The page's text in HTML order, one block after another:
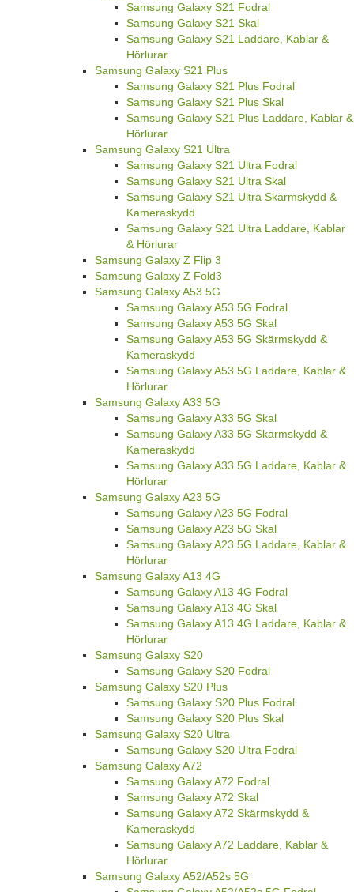
Samsung Galaxy S21 Fodral
Samsung Galaxy S21 Skal
Samsung Galaxy S21 Laddare, Kablar &
Hörlurar
Samsung Galaxy S21 Plus
Samsung Galaxy S21 Plus Fodral
Samsung Galaxy S21 Plus Skal
Samsung Galaxy S21 Plus Laddare, Kablar &
Hörlurar
Samsung Galaxy S21 Ultra
Samsung Galaxy S21 Ultra Fodral
Samsung Galaxy S21 Ultra Skal
Samsung Galaxy S21 Ultra Skärmskydd &
Kameraskydd
Samsung Galaxy S21 Ultra Laddare, Kablar
& Hörlurar
Samsung Galaxy Z Flip 3
Samsung Galaxy Z Fold3
Samsung Galaxy A53 5G
Samsung Galaxy A53 5G Fodral
Samsung Galaxy A53 5G Skal
Samsung Galaxy A53 5G Skärmskydd &
Kameraskydd
Samsung Galaxy A53 5G Laddare, Kablar &
Hörlurar
Samsung Galaxy A33 5G
Samsung Galaxy A33 5G Skal
Samsung Galaxy A33 5G Skärmskydd &
Kameraskydd
Samsung Galaxy A33 5G Laddare, Kablar &
Hörlurar
Samsung Galaxy A23 5G
Samsung Galaxy A23 5G Fodral
Samsung Galaxy A23 5G Skal
Samsung Galaxy A23 5G Laddare, Kablar &
Hörlurar
Samsung Galaxy A13 4G
Samsung Galaxy A13 4G Fodral
Samsung Galaxy A13 4G Skal
Samsung Galaxy A13 4G Laddare, Kablar &
Hörlurar
Samsung Galaxy S20
Samsung Galaxy S20 Fodral
Samsung Galaxy S20 Plus
Samsung Galaxy S20 Plus Fodral
Samsung Galaxy S20 Plus Skal
Samsung Galaxy S20 Ultra
Samsung Galaxy S20 Ultra Fodral
Samsung Galaxy A72
Samsung Galaxy A72 Fodral
Samsung Galaxy A72 Skal
Samsung Galaxy A72 Skärmskydd &
Kameraskydd
Samsung Galaxy A72 Laddare, Kablar &
Hörlurar
Samsung Galaxy A52/A52s 5G